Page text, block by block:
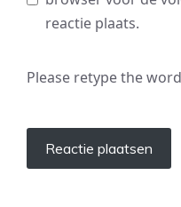
reactie plaats.
Please retype the word